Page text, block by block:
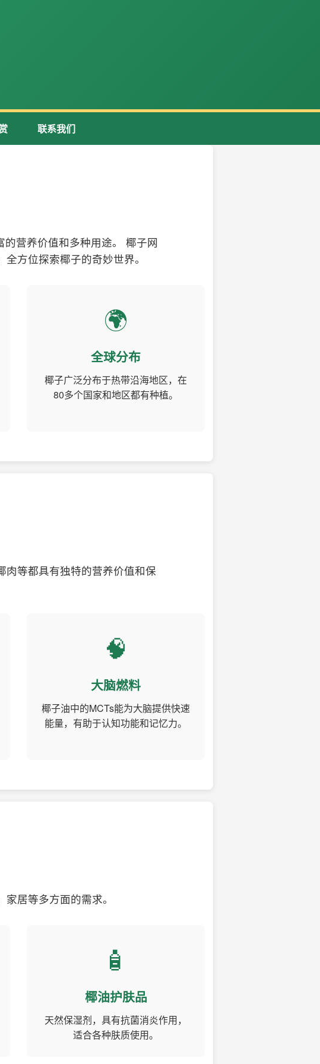
联系我们
营养价值和多种用途。 椰子网
方位探索椰子的奇妙世界。
🌍
全球分布
椰子广泛分布于热带沿海地区，在
80多个国家和地区都有种植。
肉等都具有独特的营养价值和保
🧠
大脑燃料
椰子油中的MCTs能为大脑提供快速
能量，有助于认知功能和记忆力。
居等多方面的需求。
🧴
椰油护肤品
天然保湿剂，具有抗菌消炎作用，
适合各种肤质使用。